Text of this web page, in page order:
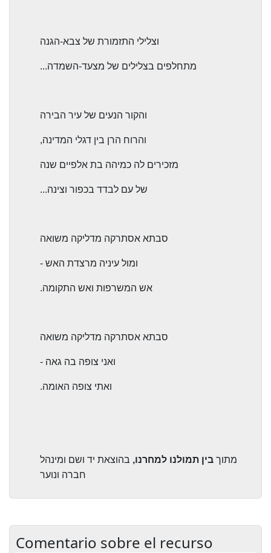
וצלילי התזמורת של צבא-הגנה
מתחלפים בצלילים של מצעד-השמדה...
והקור הנעים של עיר הבירה
והרוח הרן בין דגלי המדינה,
מזכירים לה כמיהה בת אלפיים שנה
של עם לבדד בכפור וצינה...
סבתא אסתרקה מדליקה משואה
ומול עיניה מרצדת האש -
אש המשרפות ואש התקומה.
סבתא אסתרקה מדליקה משואה
ואני צופה בה גאה -
ואתי צופה האומה.
מתוך בין תמולנו למחרנו, בהוצאת יד ושם ומינהל
חברה ונוער
Comentario sobre el recurso